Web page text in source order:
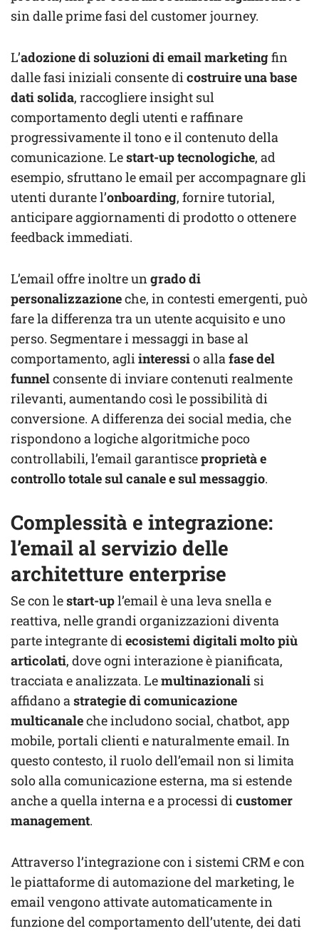
sin dalle prime fasi del customer journey.
L’adozione di soluzioni di email marketingfin
dalle fasi iniziali consente di costruire una base
dati solida, raccogliere insight sul
comportamento degli utenti e raffinare
progressivamente il tono e il contenuto della
comunicazione. Lestart-up tecnologiche, ad
esempio, sfruttano le email per accompagnare gli
utenti durante l’onboarding, fornire tutorial,
anticipare aggiornamenti di prodotto o ottenere
feedback immediati.
L’email offre inoltre un grado di
personalizzazioneche, in contesti emergenti, può
fare la differenza tra un utente acquisito e uno
perso. Segmentare i messaggi in base al
comportamento, agli interessio alla fase del
funnelconsente di inviare contenuti realmente
rilevanti, aumentando così le possibilità di
conversione. A differenza dei social media, che
rispondono a logiche algoritmiche poco
controllabili, l’email garantisceproprietà e
controllo totale sul canale e sul messaggio.
Complessità e integrazione:
l’email al servizio delle
architetture enterprise
Se con lestart-upl’email è una leva snella e
reattiva, nelle grandi organizzazioni diventa
parte integrante di ecosistemi digitali molto più
articolati, dove ogni interazione è pianificata,
tracciata e analizzata. Lemultinazionali si
affidano a strategie di comunicazione
multicanaleche includono social, chatbot, app
mobile, portali clienti e naturalmente email. In
questo contesto, il ruolo dell’email non si limita
solo alla comunicazione esterna, ma si estende
anche a quella interna e a processi di customer
management.
Attraverso l’integrazione con i sistemi CRM e con
le piattaforme di automazione del marketing, le
email vengono attivate automaticamente in
funzione del comportamento dell’utente, dei dati